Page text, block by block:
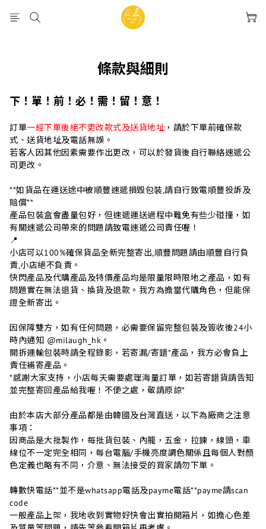
條款與細則
下！單！前！必！需！留！意！
訂單一經下單後絕不更改款式及送貨地址 ，請於下單前確保款
式、送貨地址及電話無誤。
若客人因其他因素需要作出更改，可以於發貨後自行聯絡速遞公
司更改。
**如貨品在運送途中被順豐速遞損毀包裝,請自行致電順豐投訴及
賠償**
產品包裝盒會盡量包好，但速遞運送過程中難免有些少碰撞，如
有關速遞公司帶來的問題請致電速遞公司責任喔！
📍
小店可以100%確保貨品全新完整寄出,順豐問題請由順豐自行負
責,小店絕不負責。
快閃產品及代購產品及特價產品均是限量限時限地之產品，如有
問題實在無法退貨、換貨及退款。我方為擔當代購角色，但能保
證全新寄出。
因保障雙方，如有任何問題，必需要保留完整包裝及簽收後24小
時內通知 @milaugh_hk。
開拆運輸包裝時請全程錄影，若寄漏/寄錯*產品，我方必會負上
責任補寄產品。
*感謝大家支持，小店每天需要處理海量訂單，如若寄錯貨請告知
並完整寄回產品給我喔！不便之處，敬請原諒*
由於本店大部分產品都是由韓國及台灣直送，以下為廠商之注意
事項：
因商品是大批製作，每批貨包裝、內籠，五金，拉鍊，線頭，車
線位不一定完全相同，每台電腦/手機亮度調色關係且每個人對顏
色定義也略有不同，介意、無法接受的買家請勿下單。
轉數快電話**並不是whatsapp電話及payme電話**payme請scan
code
一般產品上架，我地收到實物好快會出實拍開箱片，如擔心色差